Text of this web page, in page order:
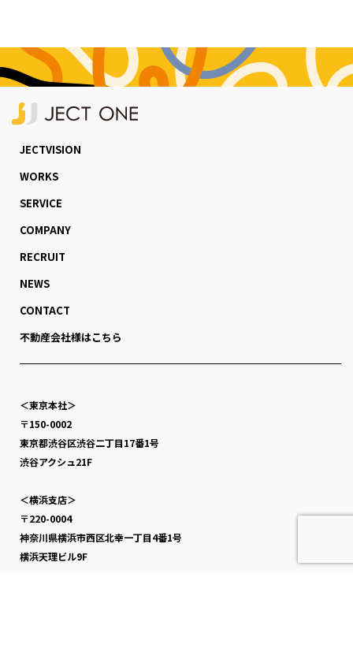
JECTVISION
WORKS
SERVICE
COMPANY
RECRUIT
NEWS
CONTACT
不動産会社様はこちら
＜東京本社＞
〒150-0002
東京都渋谷区渋谷二丁目17番1号
渋谷アクシュ21F
＜横浜支店＞
〒220-0004
神奈川県横浜市西区北幸一丁目4番1号
横浜天理ビル9F